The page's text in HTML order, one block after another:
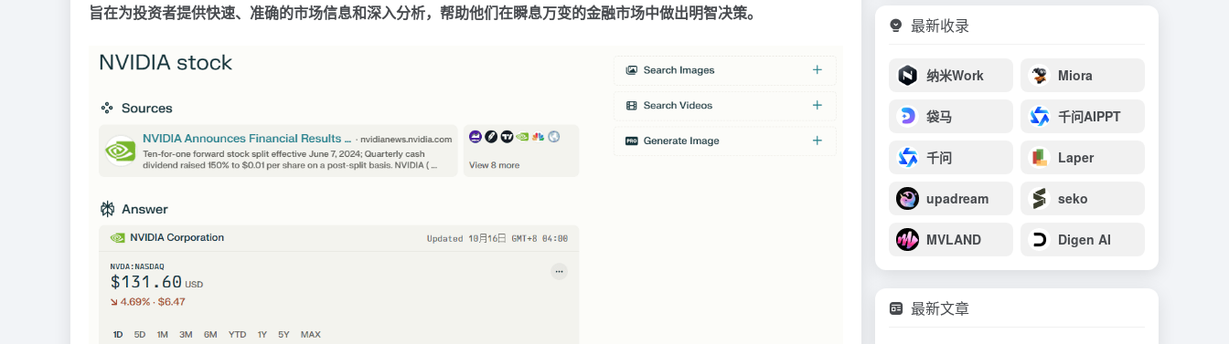
旨在为投资者提供快速、准确的市场信息和深入分析，帮助他们在瞬息万变的金融市场中做出明智决策。
最新收录
纳米Work Miora
袋马 千问AIPPT
千问 Laper
upadream seko
MVLAND Digen AI
最新文章